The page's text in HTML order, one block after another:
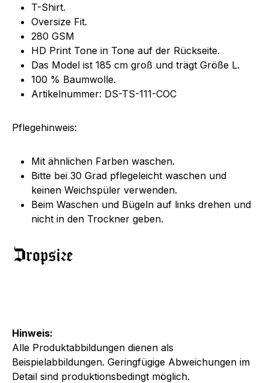
Hinweis:
Alle Produktabbildungen dienen als
Beispielabbildungen. Geringfügige Abweichungen im
Detail sind produktionsbedingt möglich.
T-Shirt.
Oversize Fit.
280 GSM
HD Print Tone in Tone auf der Rückseite.
Das Model ist 185 cm groß und trägt Größe L.
100 % Baumwolle.
Artikelnummer: DS-TS-111-COC
Pflegehinweis:
Mit ähnlichen Farben waschen.
Bitte bei 30 Grad pflegeleicht waschen und
keinen Weichspüler verwenden.
Beim Waschen und Bügeln auf links drehen und
nicht in den Trockner geben.